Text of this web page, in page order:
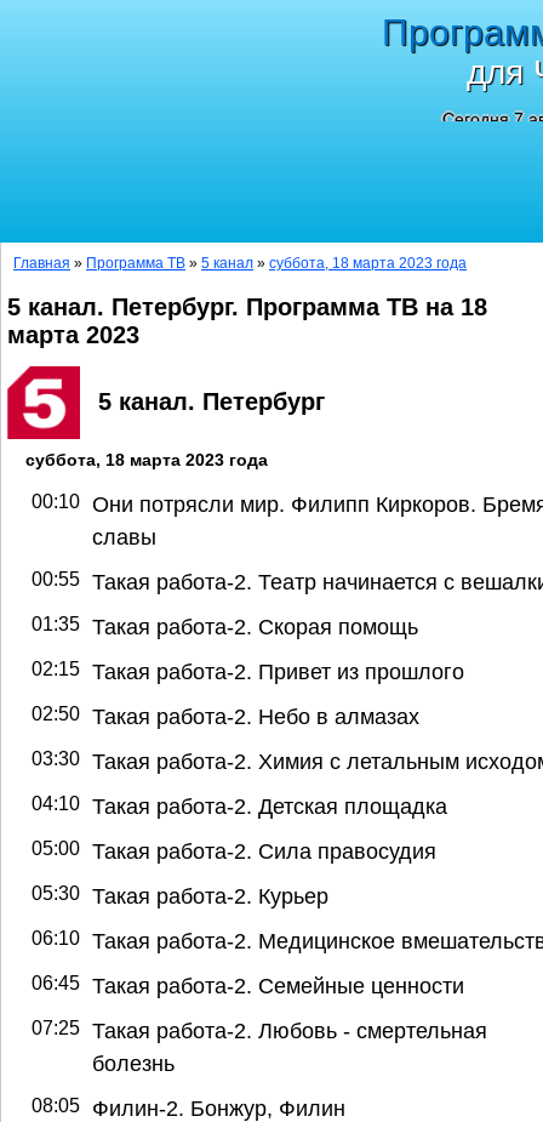
для
Сегодня 7
Главная » Программа ТВ » 5 канал » суббота, 18 марта 2023 года
5 канал. Петербург. Программа ТВ на 18
марта 2023
5 канал. Петербург
суббота, 18 марта 2023 года
00:10 Они потрясли мир. Филипп Киркоров.
славы
00:55 Такая работа-2. Театр начинается с
01:35 Такая работа-2. Скорая помощь
02:15 Такая работа-2. Привет из прошлого
02:50 Такая работа-2. Небо в алмазах
03:30 Такая работа-2. Химия с летальным
04:10 Такая работа-2. Детская площадка
05:00 Такая работа-2. Сила правосудия
05:30 Такая работа-2. Курьер
06:10 Такая работа-2. Медицинское
06:45 Такая работа-2. Семейные ценности
07:25 Такая работа-2. Любовь - смертельная
болезнь
08:05 Филин-2. Бонжур, Филин